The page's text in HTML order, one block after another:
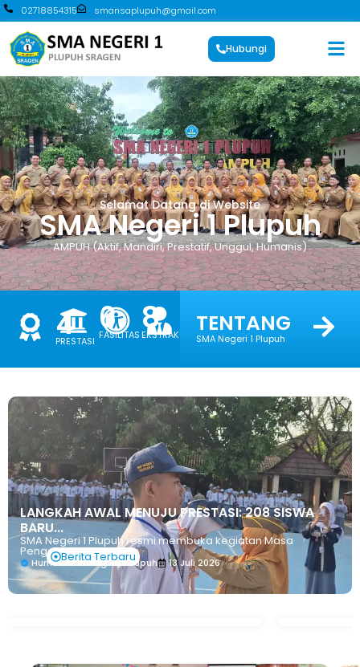
02718854315 smansaplupuh@gmail.com
Hubungi
Selamat Datang di Website
SMA Negeri 1 Plupuh
AMPUH (Aktif, Mandiri, Prestatif, Unggul, Humanis)
4
PRESTASI
6
FASILITAS 8
EKSTRAKURIKULER
34
GURU &
TENTANG
SMA Negeri 1 Plupuh
Berita Terbaru
LANGKAH AWAL MENUJU PRESTASI: 208 SISWA
BARU...
SMA Negeri 1 Plupuh resmi membuka kegiatan Masa
Pengenalan...
Humas SMA Negeri 1 Plupuh 13 Juli 2026